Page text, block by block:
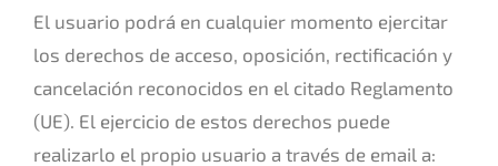
El usuario podrá en cualquier momento ejercitar
los derechos de acceso, oposición, rectificación y
cancelación reconocidos en el citado Reglamento
(UE). El ejercicio de estos derechos puede
realizarlo el propio usuario a través de email a: